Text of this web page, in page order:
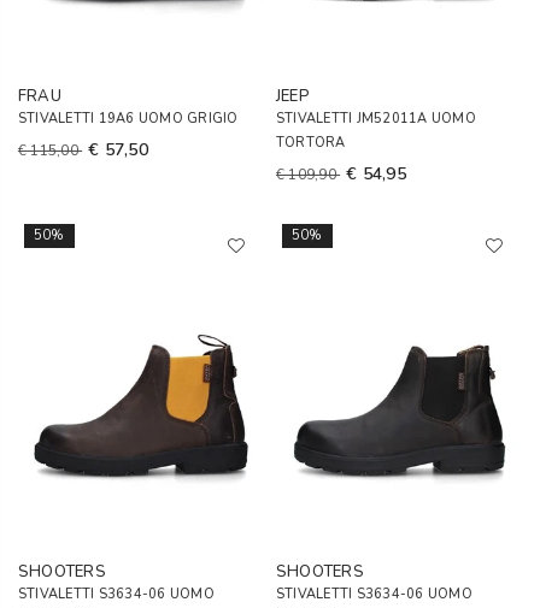
FRAU
STIVALETTI 19A6 UOMO GRIGIO
€ 115,00 € 57,50
JEEP
STIVALETTI JM52011A UOMO
TORTORA
€ 109,90 € 54,95
50%
SHOOTERS
STIVALETTI S3634-06 UOMO
50%
SHOOTERS
STIVALETTI S3634-06 UOMO